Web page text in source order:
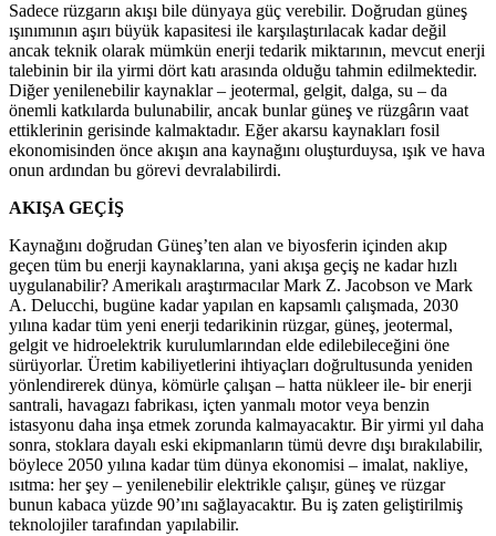
Sadece rüzgarın akışı bile dünyaya güç verebilir. Doğrudan güneş
ışınımının aşırı büyük kapasitesi ile karşılaştırılacak kadar değil
ancak teknik olarak mümkün enerji tedarik miktarının, mevcut enerji
talebinin bir ila yirmi dört katı arasında olduğu tahmin edilmektedir.
Diğer yenilenebilir kaynaklar – jeotermal, gelgit, dalga, su – da
önemli katkılarda bulunabilir, ancak bunlar güneş ve rüzgârın vaat
ettiklerinin gerisinde kalmaktadır. Eğer akarsu kaynakları fosil
ekonomisinden önce akışın ana kaynağını oluşturduysa, ışık ve hava
onun ardından bu görevi devralabilirdi.
AKIŞA GEÇİŞ
Kaynağını doğrudan Güneş’ten alan ve biyosferin içinden akıp
geçen tüm bu enerji kaynaklarına, yani akışa geçiş ne kadar hızlı
uygulanabilir? Amerikalı araştırmacılar Mark Z. Jacobson ve Mark
A. Delucchi, bugüne kadar yapılan en kapsamlı çalışmada, 2030
yılına kadar tüm yeni enerji tedarikinin rüzgar, güneş, jeotermal,
gelgit ve hidroelektrik kurulumlarından elde edilebileceğini öne
sürüyorlar. Üretim kabiliyetlerini ihtiyaçları doğrultusunda yeniden
yönlendirerek dünya, kömürle çalışan – hatta nükleer ile- bir enerji
santrali, havagazı fabrikası, içten yanmalı motor veya benzin
istasyonu daha inşa etmek zorunda kalmayacaktır. Bir yirmi yıl daha
sonra, stoklara dayalı eski ekipmanların tümü devre dışı bırakılabilir,
böylece 2050 yılına kadar tüm dünya ekonomisi – imalat, nakliye,
ısıtma: her şey – yenilenebilir elektrikle çalışır, güneş ve rüzgar
bunun kabaca yüzde 90’ını sağlayacaktır. Bu iş zaten geliştirilmiş
teknolojiler tarafından yapılabilir.